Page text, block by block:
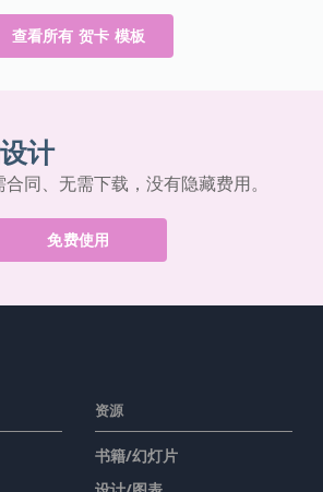
查看所有 贺卡 模板
计
同、无需下载，没有隐藏费用。
免费使用
资源
书籍/幻灯片